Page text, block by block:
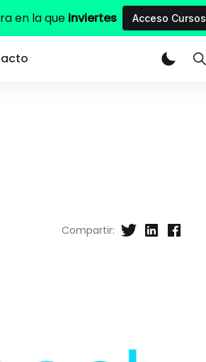
en la que inviertes Acceso Cursos
Compartir: